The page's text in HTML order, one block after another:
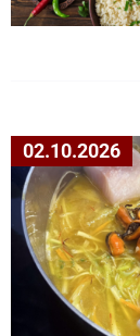
02.10.2026